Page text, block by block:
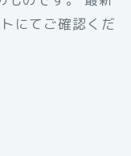
にてご確認くだ